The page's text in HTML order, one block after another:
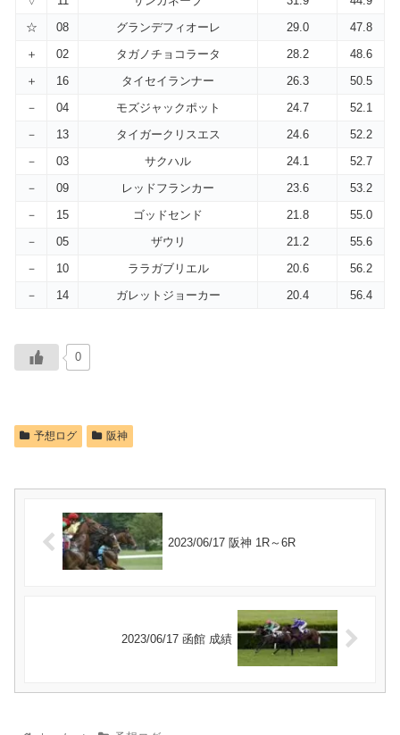
☆
08 グランデフィオーレ 29.0
47.8
＋
02 タガノチョコラータ 28.2
48.6
＋
16 タイセイランナー 26.3
50.5
－
04 モズジャックポット 24.7
52.1
－
13 タイガークリスエス 24.6
52.2
－
03 サクハル 24.1
52.7
－
09 レッドフランカー 23.6
53.2
－
15 ゴッドセンド 21.8
55.0
－
05 ザウリ 21.2
55.6
－
10 ララガブリエル 20.6
56.2
－
14 ガレットジョーカー 20.4 56.4
0
予想ログ 阪神
2023/06/17 阪神 1R～6R
2023/06/17 函館 成績